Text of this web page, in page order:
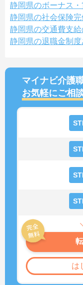
静岡県のボーナス
静岡県の社会保険
静岡県の交通費支
静岡県の退職金制
マイナビ介護
お気軽にご相
は